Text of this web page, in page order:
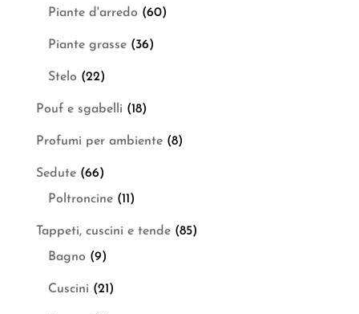
Piante d'arredo (60)
Piante grasse (36)
Stelo (22)
Pouf e sgabelli (18)
Profumi per ambiente (8)
Sedute (66)
Poltroncine (11)
Tappeti, cuscini e tende (85)
Bagno (9)
Cuscini (21)